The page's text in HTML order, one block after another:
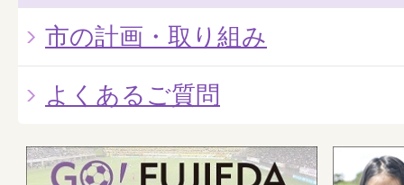
市の計画・取り組み
よくあるご質問